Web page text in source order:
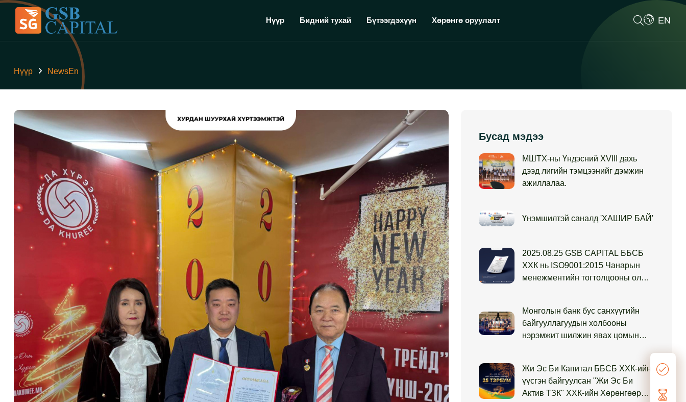
Нүүр Бидний тухай Бүтээгдэхүүн Хөрөнгө оруулалт EN
Нүүр NewsEn
Бусад мэдээ
МШТХ-ны Үндэсний XVIII дахь
дээд лигийн тэмцээнийг дэмжин
ажиллалаа.
Үнэмшилтэй саналд 'ХАШИР БАЙ'
2025.08.25 GSB CAPITAL ББСБ
ХХК нь ISO9001:2015 Чанарын
менежментийн тогтолцооны олон
аудитдаа амжилттай тэнцлээ.
Монголын банк бус санхүүгийн
байгууллагуудын холбооны
нэрэмжит шилжин явах цомын
тэмцээн”-д Жи Эс Би Капитал
ББСБ-ын эрэгтэй баг тамирчид 2
жил дараалан түрүүлж өөрсдийн
Жи Эс Би Капитал ББСБ ХХК-ийн
үүсгэн байгуулсан "Жи Эс Би
Актив ТЗК" ХХК-ийн Хөрөнгөөр